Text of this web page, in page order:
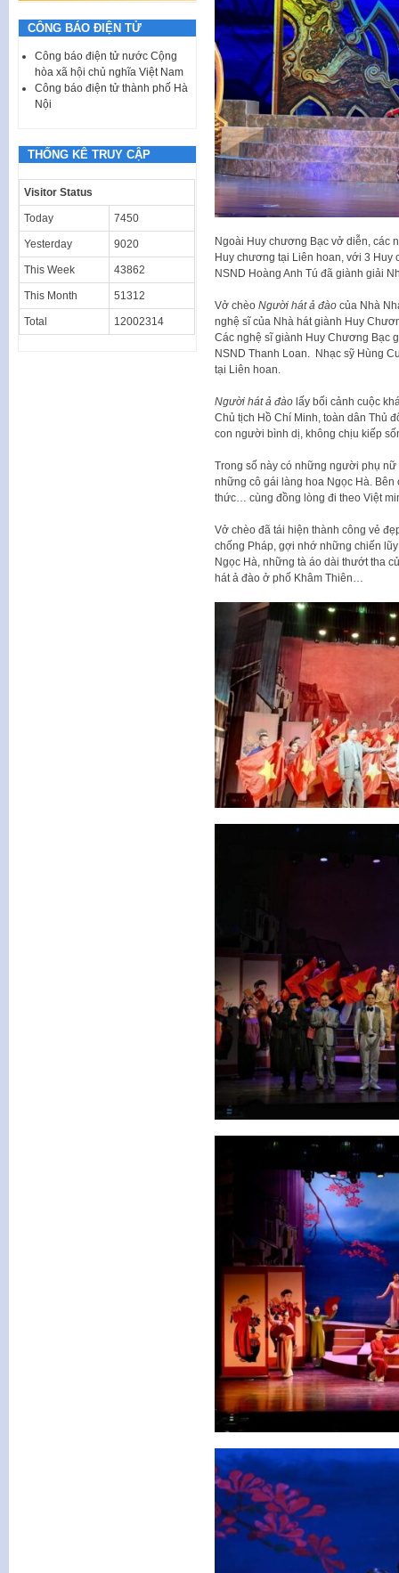
Ngoài Huy chương Bạc vở diễn, các
Huy chương tại Liên hoan, với 3
NSND Hoàng Anh Tú đã giành giải
Vở chèo Người hát ả đàocủa Nhà
nghệ sĩ của Nhà hát giành Huy
Các nghệ sĩ giành Huy Chương Bạc
NSND Thanh Loan. Nhạc sỹ Hùng
tại Liên hoan.
Người hát ả đàolấy bối cảnh cuộc
Chủ tịch Hồ Chí Minh, toàn dân Thủ
con người bình dị, không chịu kiếp
Trong số này có những người phụ
những cô gái làng hoa Ngọc Hà.
thức… cùng đồng lòng đi theo Việt
Vở chèo đã tái hiện thành công vẻ
chống Pháp, gợi nhớ những chiến
Ngọc Hà, những tà áo dài thướt tha
hát ả đào ở phố Khâm Thiên…
CÔNG BÁO ĐIỆN TỬ
Công báo điện tử nước Cộng
hòa xã hội chủ nghĩa Việt Nam
Công báo điện tử thành phố Hà
Nội
THỐNG KÊ TRUY CẬP
Visitor Status
Today 7450
Yesterday 9020
This Week 43862
This Month 51312
Total 12002314